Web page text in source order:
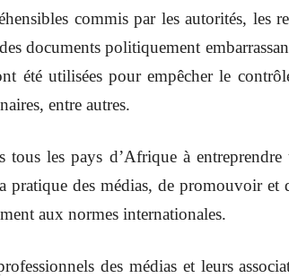
commis par les autorités, les
documents politiquement
été utilisées pour empêcher le
entre autres.
tous les pays d’Afrique à
pratique des médias, de promouvoir
aux normes internationales.
des médias et leurs